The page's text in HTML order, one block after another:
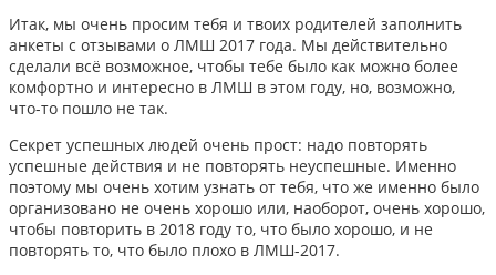
Итак, мы очень просим тебя и твоих родителей заполнить
анкеты с отзывами о ЛМШ 2017 года. Мы действительно
сделали всё возможное, чтобы тебе было как можно более
комфортно и интересно в ЛМШ в этом году, но, возможно,
что-то пошло не так.
Секрет успешных людей очень прост: надо повторять
успешные действия и не повторять неуспешные. Именно
поэтому мы очень хотим узнать от тебя, что же именно было
организовано не очень хорошо или, наоборот, очень хорошо,
чтобы повторить в 2018 году то, что было хорошо, и не
повторять то, что было плохо в ЛМШ-2017.